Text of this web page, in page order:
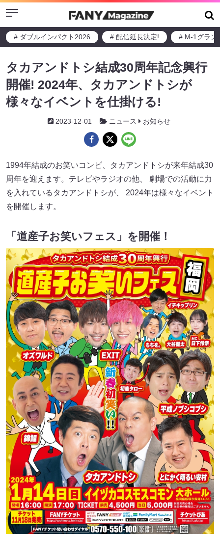
Menu
# ダブルインパクト2026 # 配信延長決定! # M-1グラン
タカアンドトシ結成30周年記念興行
開催! 2024年、タカアンドトシが
様々なイベントを仕掛ける!
2023-12-01 ニュース お知らせ
1994年結成のお笑いコンビ、タカアンドトシが来年結成30
周年を迎えます。テレビやラジオの他、 劇場での活動に力
を入れているタカアンドトシが、 2024年は様々なイベント
を開催します。
「道産子お笑いフェス」を開催！